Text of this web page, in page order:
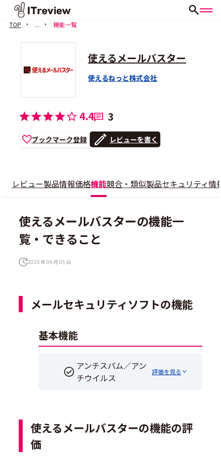
TOP ... 機能一覧
使えるメールバスター
使えるねっと株式会社
4.4 3
ブックマーク登録 レビューを書く
レビュー製品情報価格機能競合・類似製品セキュリティ情
使えるメールバスターの機能一
覧・できること
2026 年 06 月 05 日
メールセキュリティソフトの機能
基本機能
アンチスパム／アン
チウイルス
評価を見る
使えるメールバスターの機能の評
価